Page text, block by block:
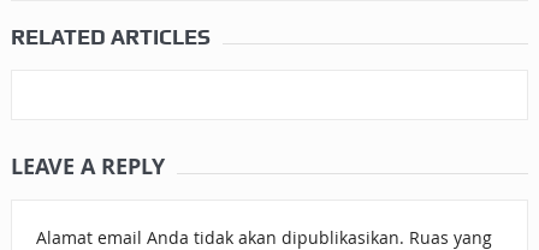
RELATED ARTICLES
LEAVE A REPLY
Alamat email Anda tidak akan dipublikasikan. Ruas yang